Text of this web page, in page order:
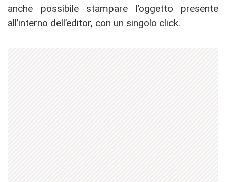
anche possibile stampare l’oggetto presente
all’interno dell’editor, con un singolo click.